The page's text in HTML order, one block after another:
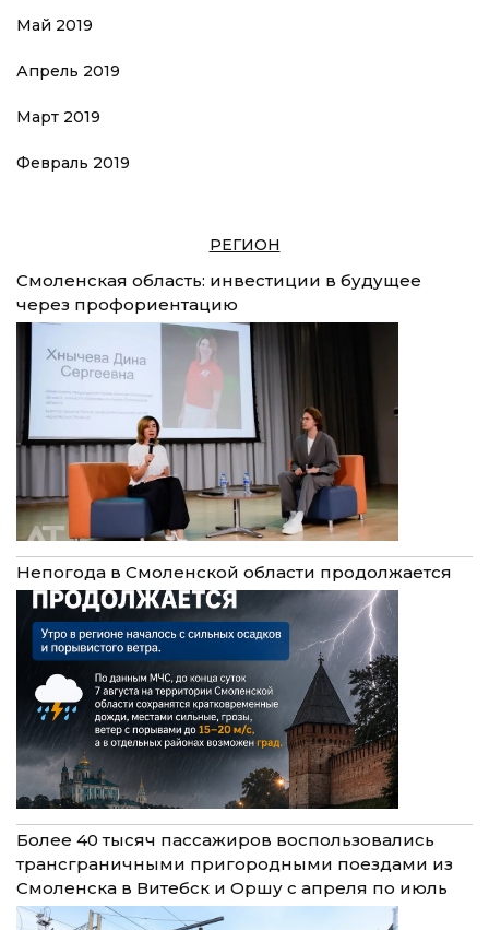
Май 2019
Апрель 2019
Март 2019
Февраль 2019
РЕГИОН
Смоленская область: инвестиции в будущее
через профориентацию
Непогода в Смоленской области продолжается
Более 40 тысяч пассажиров воспользовались
трансграничными пригородными поездами из
Смоленска в Витебск и Оршу с апреля по июль